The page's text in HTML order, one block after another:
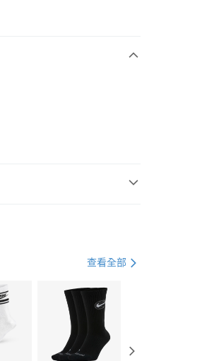
。
後，將跳轉至「AFTEE先享後
後，即可完成結帳。
簡訊。
免運費
免運費
查看全部